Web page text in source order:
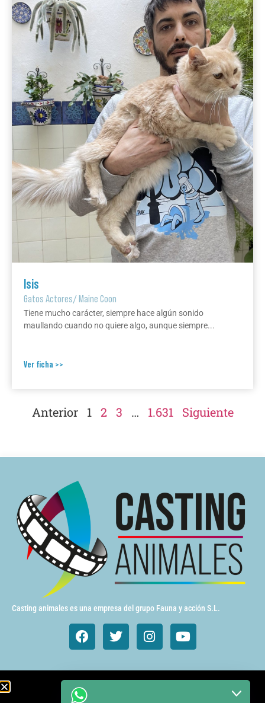
Isis
Gatos Actores/Maine Coon
Tiene mucho carácter, siempre hace algún sonido
maullando cuando no quiere algo, aunque siempre...
Ver ficha >>
Anterior 1 2 3 … 1.631 Siguiente
Casting animales es una empresa del grupo Fauna y acción S.L.
Animales de cine y TV